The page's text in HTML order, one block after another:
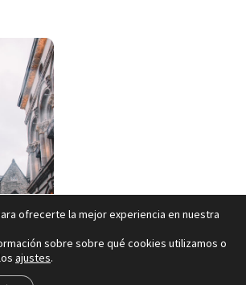
ofrecerte la mejor experiencia en nuestra
sobre sobre qué cookies utilizamos o
ajustes.